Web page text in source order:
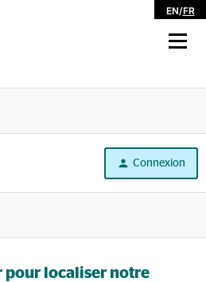
EN/FR
Connexion
pour localiser notre